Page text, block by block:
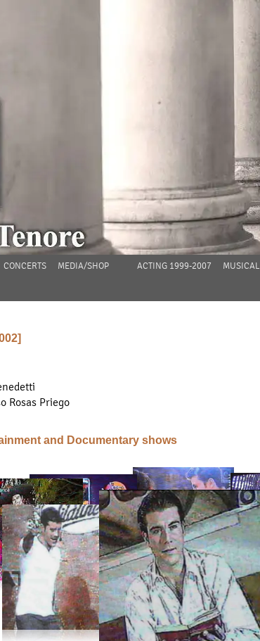
CONCERTS MEDIA/SHOP ACTING 1999-2007 MUSICAL
Rosas Priego
and Documentary shows